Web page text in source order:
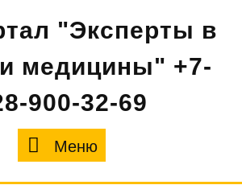
"Эксперты в
медицины" +7-
900-32-69
Меню